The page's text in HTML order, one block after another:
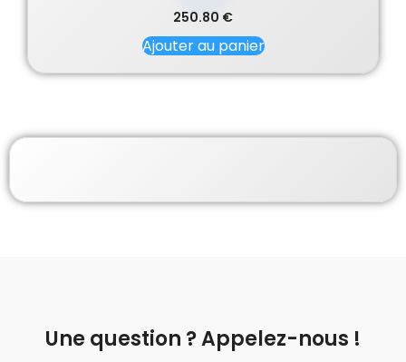
250.80 €
Ajouter au panier
Une question ? Appelez-nous !